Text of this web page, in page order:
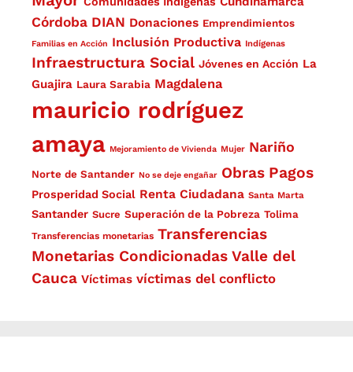
Córdoba DIAN Donaciones Emprendimientos
Familias en Acción Inclusión Productiva Indígenas
Infraestructura Social Jóvenes en Acción La
Guajira Laura Sarabia Magdalena
mauricio rodríguez
amaya Mejoramiento de Vivienda Mujer Nariño
Norte de Santander No se deje engañar Obras Pagos
Prosperidad Social Renta Ciudadana Santa Marta
Santander Sucre Superación de la Pobreza Tolima
Transferencias monetarias Transferencias
Monetarias Condicionadas Valle del
Cauca Víctimas víctimas del conflicto